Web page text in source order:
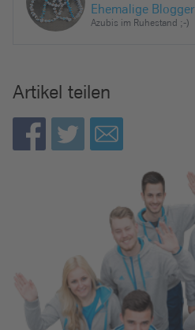
n
Ehemalige Blogger
Azubis im Ruhestand ;-)
Artikel teilen